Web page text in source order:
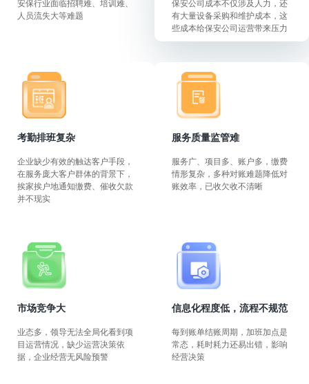
安保行业面临招聘难、培训难、
人员流失大等难题
保安公司成本不仅涉及人力，还
有大量设备采购和维护成本，这
些成本给保安公司运营带来压力
考勤排班复杂
企业缺少有效的触达客户手段，
在服务庞大客户群体的背景下，
挨家挨户地通知缴费、催收欠款
并不现实
服务质量监管难
服务广、项目多、账户多，缴费
情形复杂，多种对账难题降低对
账效率，已收欠收不清晰
市场竞争大
业态多，领导无法全局化看到项
目运营情况，缺少运营决策依
据，企业经营无风险预警
信息化程度低，流程不规范
每到账单结账周期，加班加点是
常态，耗时耗力还易出错，影响
经营决策